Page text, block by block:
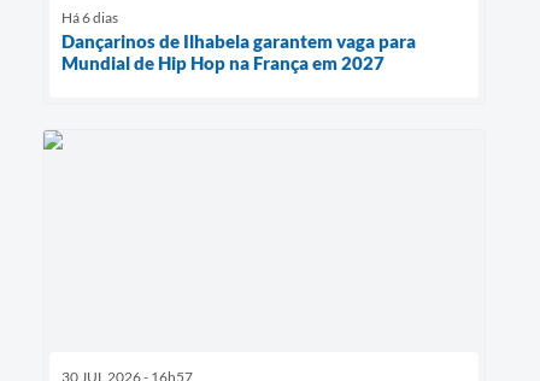
Há 6 dias
Dançarinos de Ilhabela garantem vaga para
Mundial de Hip Hop na França em 2027
30 JUL 2026 - 16h57